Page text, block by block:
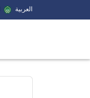
العربية